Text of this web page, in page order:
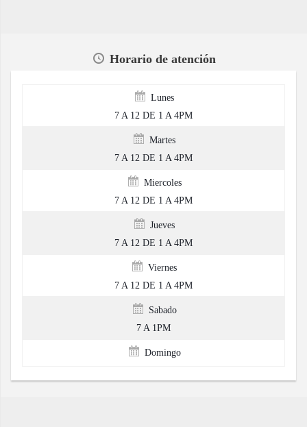
Horario de atención
Lunes
7 A 12 DE 1 A 4PM
Martes
7 A 12 DE 1 A 4PM
Miercoles
7 A 12 DE 1 A 4PM
Jueves
7 A 12 DE 1 A 4PM
Viernes
7 A 12 DE 1 A 4PM
Sabado
7 A 1PM
Domingo